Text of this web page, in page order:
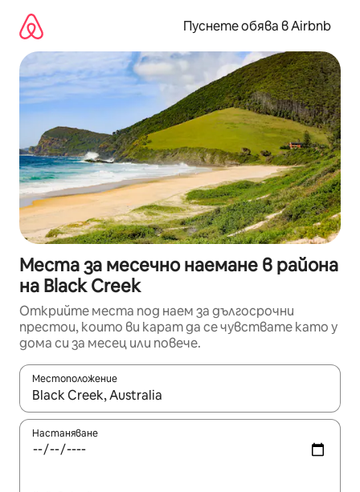
съдържанието
Пуснете обява в Airbnb
Места за месечно наемане в района
на Black Creek
Открийте места под наем за дългосрочни
престои, които ви карат да се чувствате като у
дома си за месец или повече.
Местоположение
Когато резултатите се покажат, използвайте
Настаняване